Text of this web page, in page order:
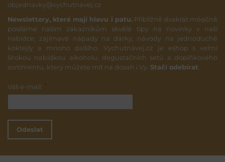
objednavky@vychutnavej.cz
Newslettery, které mají hlavu i patu.Přibližně dvakrát měsíčně
posíláme našim zákazníkům skvělé tipy na novinky v naší
nabídce, zajímavé nápady na dárky, návody na jednoduché
koktejly a mnoho dalšího. Vychutnávej.cz je eshop s velmi
širokou nabídkou alkoholu, degustačních setů a doplňkového
sortimentu, který můžete mít na dosah i Vy. Stačí odebírat.
Váš e-mail:
Odeslat